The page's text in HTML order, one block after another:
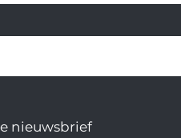
nieuwsbrief